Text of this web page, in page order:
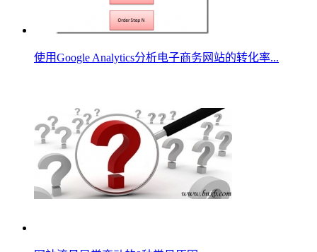
使用Google Analytics分析电子商务网站的转化率...